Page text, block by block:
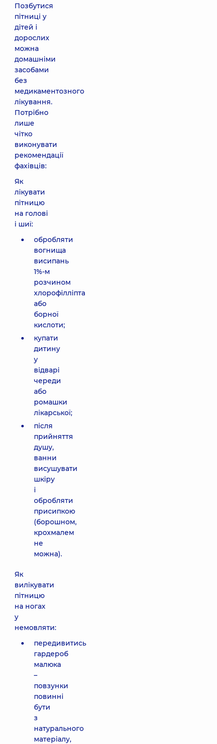
Позбутися
пітниці у
дітей і
дорослих
можна
домашніми
засобами
без
медикаментозного
лікування.
Потрібно
лише
чітко
виконувати
рекомендації
фахівців:
Як
лікувати
пітницю
на голові
і шиї:
обробляти
вогнища
висипань
1%-м
розчином
хлорофілліпта
або
борної
кислоти;
купати
дитину
у
відварі
череди
або
ромашки
лікарської;
після
прийняття
душу,
ванни
висушувати
шкіру
і
обробляти
присипкою
(борошном,
крохмалем
не
можна).
Як
вилікувати
пітницю
на ногах
у
немовляти:
передивитись
гардероб
малюка
–
повзунки
повинні
бути
з
натурального
матеріалу,